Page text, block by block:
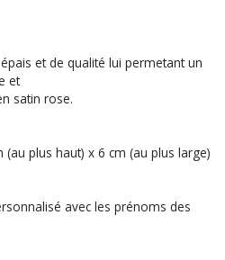
et de qualité lui permetant un
et
satin rose.
plus haut) x 6 cm (au plus large)
avec les prénoms des